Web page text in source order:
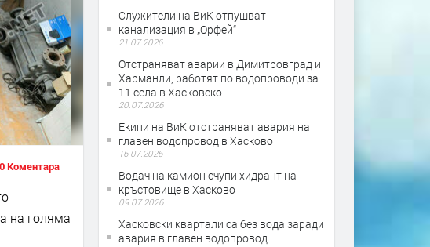
0 Коментара
на голяма
Служители на ВиК отпушват
канализация в „Орфей“
21.07.2026
Отстраняват аварии в Димитровград и
Харманли, работят по водопроводи за
11 села в Хасковско
20.07.2026
Екипи на ВиК отстраняват авария на
главен водопровод в Хасково
16.07.2026
Водач на камион счупи хидрант на
кръстовище в Хасково
09.07.2026
Хасковски квартали са без вода заради
авария в главен водопровод